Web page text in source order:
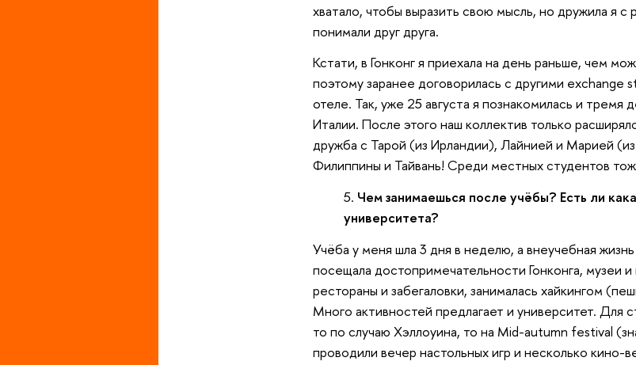
хватало, чтобы выразить свою мысль, но дружила я
понимали друг друга.
Кстати, в Гонконг я приехала на день раньше, чем
поэтому заранее договорилась с другими
отеле. Так, уже 25 августа я познакомилась и
Италии. После этого наш коллектив только
дружба с Тарой (из Ирландии), Лайнией и Марией
Филиппины и Тайвань! Среди местных студентов
Чем занимаешься после учёбы? Есть ли
университета?
Учёба у меня шла 3 дня в неделю, а внеучебная
посещала достопримечательности Гонконга, музеи
рестораны и забегаловки, занималась хайкингом
Много активностей предлагает и университет. Для
то по случаю Хэллоуина, то на Mid-autumn festival
проводили вечер настольных игр и несколько